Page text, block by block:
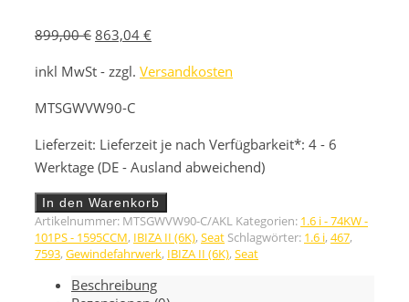
899,00€ Ursprünglicher
war:
899,00 €
863,04 €Aktueller
ist:
inkl MwSt - zzgl. Versandkosten
MTSGWVW90-C
Lieferzeit: Lieferzeit je nach Verfügbarkeit*: 4 - 6
Werktage (DE - Ausland abweichend)
Gewindefahrwerk
für
Seat
IBIZA
(6K)
In den Warenkorb
Artikelnummer: MTSGWVW90-C/AKL Kategorien: 1.6 i - 74KW -
101PS - 1595CCM, IBIZA II (6K), Seat Schlagwörter: 1.6 i, 467,
7593, Gewindefahrwerk, IBIZA II (6K), Seat
Beschreibung